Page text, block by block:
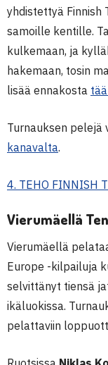
yhdistettyä Finnish
samoille kentille.
kulkemaan, ja
hakemaan, tosin
lisää ennakosta
Turnauksen pelejä
kanavalta.
4. TEHO FINNISH
Vierumäellä
Vierumäellä
Europe -kilpailuja
selvittänyt tiensä
ikäluokissa.
pelattaviin